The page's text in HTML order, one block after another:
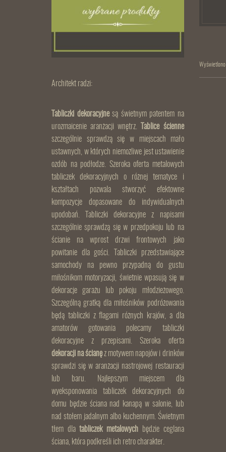
Architekt radzi:
Tabliczki dekoracyjnesą świetnym patentem na
urozmaicenie aranżacji wnętrz.
Tablice ścienne
szczególnie sprawdzą się w miejscach mało
ustawnych, w których niemożliwe jest ustawienie
ozdób na podłodze. Szeroka oferta metalowych
tabliczek dekoracyjnych o różnej tematyce i
kształtach pozwala stworzyć efektowne
kompozycje dopasowane do indywidualnych
upodobań. Tabliczki dekoracyjne z napisami
szczególnie sprawdzą się w przedpokoju lub na
ścianie na wprost drzwi frontowych jako
powitanie dla gości. Tabliczki przedstawiające
samochody na pewno przypadną do gustu
miłośnikom motoryzacji, świetnie wpasują się w
dekoracje garażu lub pokoju młodzieżowego.
Szczególną gratką dla miłośników podróżowania
będą tabliczki z flagami różnych krajów, a dla
amatorów gotowania polecamy tabliczki
dekoracyjne z przepisami. Szeroka oferta
dekoracji na ścianęz motywem napojów i drinków
sprawdzi się w aranżacji nastrojowej restauracji
lub baru. Najlepszym miejscem dla
wyeksponowania tabliczek dekoracyjnych do
domu będzie ściana nad kanapą w salonie, lub
nad stołem jadalnym albo kuchennym. Świetnym
tłem dlatabliczek metalowych będzie ceglana
ściana, która podkreśli ich retro charakter.